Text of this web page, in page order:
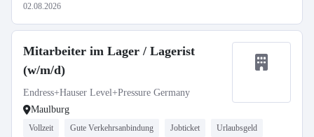
02.08.2026
Mitarbeiter im Lager / Lagerist
(w/m/d)
Endress+Hauser Level+Pressure Germany
Maulburg
Vollzeit Gute Verkehrsanbindung Jobticket Urlaubsgeld